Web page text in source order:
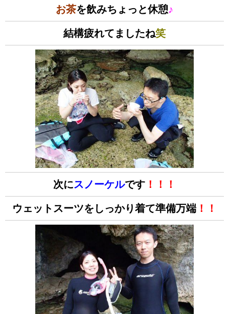
お茶を飲みちょっと休憩♪
結構疲れてましたね笑
次にスノーケルです ！！！
ウェットスーツをしっかり着て準備万端 ！！